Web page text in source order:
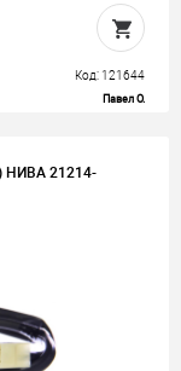
Код: 121644
Павел О.
21214-